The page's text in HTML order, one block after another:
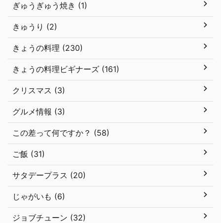
ぎゅうぎゅう焼き (1)
きゅうり (2)
きょうの料理 (230)
きょうの料理ビギナーズ (161)
クリスマス (3)
グルメ情報 (3)
この差って何ですか？ (58)
ご飯 (31)
サタデープラス (20)
じゃがいも (6)
ジョブチューン (32)